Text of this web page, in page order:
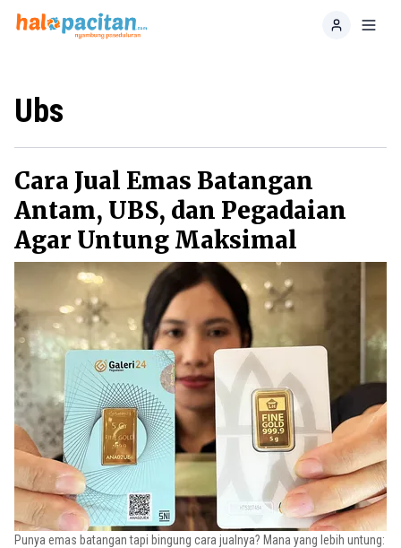
Home
Ubs
Cara Jual Emas Batangan
Antam, UBS, dan Pegadaian
Agar Untung Maksimal
Punya emas batangan tapi bingung cara jualnya? Mana yang lebih untung: